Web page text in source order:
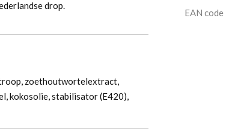
drop.
zoethoutwortelextract,
kokosolie, stabilisator (E420),
EAN code